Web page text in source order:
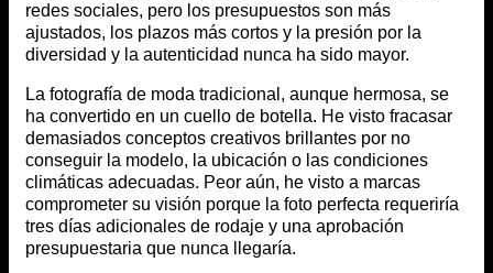
redes sociales, pero los presupuestos son más
ajustados, los plazos más cortos y la presión por la
diversidad y la autenticidad nunca ha sido mayor.
La fotografía de moda tradicional, aunque hermosa, se
ha convertido en un cuello de botella. He visto fracasar
demasiados conceptos creativos brillantes por no
conseguir la modelo, la ubicación o las condiciones
climáticas adecuadas. Peor aún, he visto a marcas
comprometer su visión porque la foto perfecta requeriría
tres días adicionales de rodaje y una aprobación
presupuestaria que nunca llegaría.